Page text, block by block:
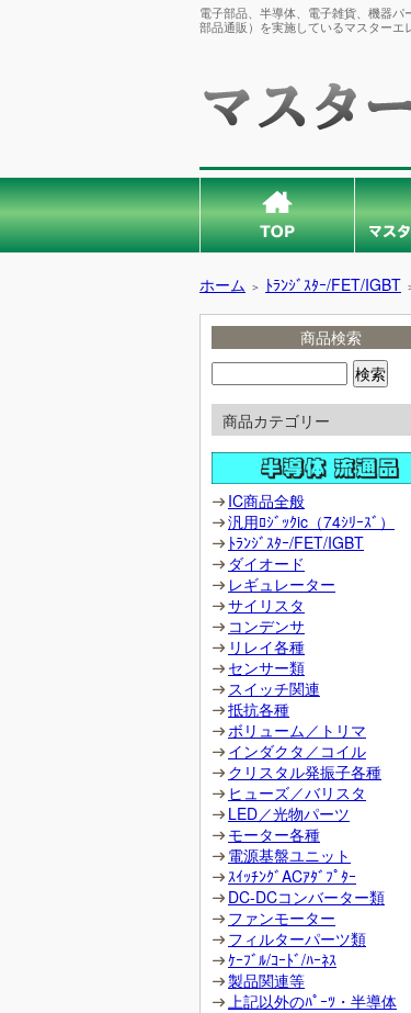
電子部品、半導体、電子雑貨、機器
部品通販）を実施しているマスターエ
ホーム ＞ ﾄﾗﾝｼﾞｽﾀｰ/FET/IGBT
商品検索
商品カテゴリー
IC商品全般
汎用ﾛｼﾞｯｸic（74ｼﾘｰｽﾞ）
ﾄﾗﾝｼﾞｽﾀｰ/FET/IGBT
ダイオード
レギュレーター
サイリスタ
コンデンサ
リレイ各種
センサー類
スイッチ関連
抵抗各種
ボリューム／トリマ
インダクタ／コイル
クリスタル発振子各種
ヒューズ／バリスタ
LED／光物パーツ
モーター各種
電源基盤ユニット
ｽｲｯﾁﾝｸﾞACｱﾀﾞﾌﾟﾀｰ
DC-DCコンバーター類
ファンモーター
フィルターパーツ類
ｹｰﾌﾞﾙ/ｺｰﾄﾞ/ﾊｰﾈｽ
製品関連等
上記以外のﾊﾟｰﾂ・半導体